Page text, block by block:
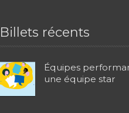
Billets récents
Équipes
une équipe star